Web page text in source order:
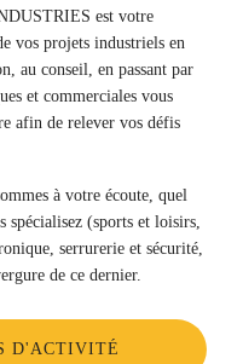
est votre
vos projets industriels en
au conseil, en passant par
et commerciales vous
afin de relever vos défis
à votre écoute, quel
spécialisez (sports et loisirs,
serrurerie et sécurité,
de ce dernier.
D'ACTIVITÉ